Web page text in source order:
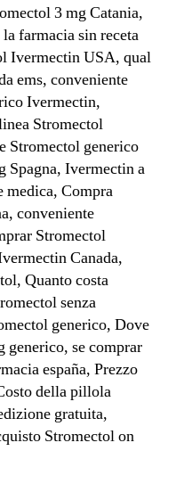
3 mg Catania,
farmacia sin receta
Ivermectin USA, qual
ems, conveniente
Ivermectin,
Stromectol
Stromectol generico
Spagna, Ivermectin a
medica, Compra
conveniente
Stromectol
Canada,
Quanto costa
senza
generico, Dove
generico, se comprar
españa, Prezzo
della pillola
gratuita,
Stromectol on